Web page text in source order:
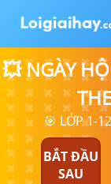
💥 NGÀY
🎯 LỚP 1-
BẮT ĐẦU
SAU